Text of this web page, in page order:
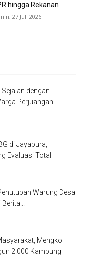
hingga Rekanan
27 Juli 2026
dengan
Perjuangan
di Jayapura,
Evaluasi Total
Warung Desa
Mengko
2.000 Kampung